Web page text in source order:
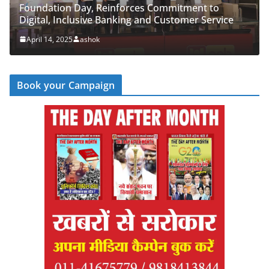
Reinforces Commitment to
Banking and Customer Service
ashok
PNB Half
‘Cyber Run’
Book your Campaign